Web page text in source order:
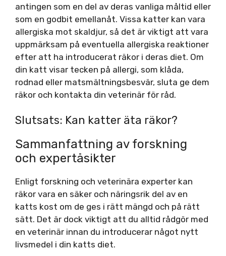
antingen som en del av deras vanliga måltid eller
som en godbit emellanåt. Vissa katter kan vara
allergiska mot skaldjur, så det är viktigt att vara
uppmärksam på eventuella allergiska reaktioner
efter att ha introducerat räkor i deras diet. Om
din katt visar tecken på allergi, som klåda,
rodnad eller matsmältningsbesvär, sluta ge dem
räkor och kontakta din veterinär för råd.
Slutsats: Kan katter äta räkor?
Sammanfattning av forskning
och expertåsikter
Enligt forskning och veterinära experter kan
räkor vara en säker och näringsrik del av en
katts kost om de ges i rätt mängd och på rätt
sätt. Det är dock viktigt att du alltid rådgör med
en veterinär innan du introducerar något nytt
livsmedel i din katts diet.